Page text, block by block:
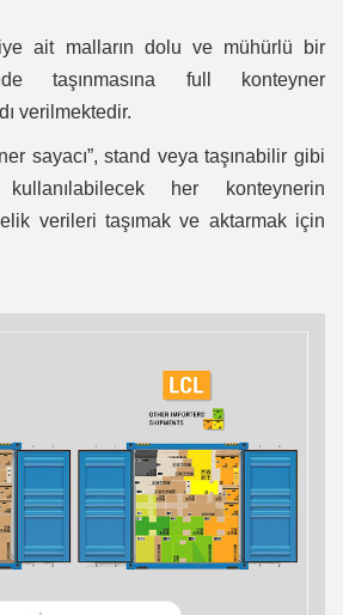
ait malların dolu ve mühürlü bir
taşınmasına full konteyner
verilmektedir.
sayacı”, stand veya taşınabilir gibi
her konteynerin
verileri taşımak ve aktarmak için